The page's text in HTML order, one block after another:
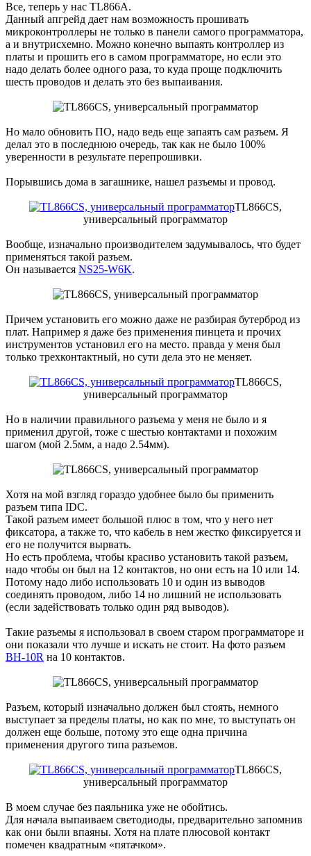
Все, теперь у нас TL866A.
Данный апгрейд дает нам возможность прошивать
микроконтроллеры не только в панели самого программатора,
а и внутрисхемно. Можно конечно выпаять контроллер из
платы и прошить его в самом программаторе, но если это
надо делать более одного раза, то куда проще подключить
шесть проводов и делать это без выпаивания.
Но мало обновить ПО, надо ведь еще запаять сам разъем. Я
делал это в последнюю очередь, так как не было 100%
уверенности в результате перепрошивки.
Порывшись дома в загашнике, нашел разъемы и провод.
TL866CS,
универсальный программатор
Вообще, изначально производителем задумывалось, что будет
применяться такой разъем.
Он называется NS25-W6K.
Причем установить его можно даже не разбирая бутерброд из
плат. Например я даже без применения пинцета и прочих
инструментов установил его на место. правда у меня был
только трехконтактный, но сути дела это не меняет.
TL866CS,
универсальный программатор
Но в наличии правильного разъема у меня не было и я
применил другой, тоже с шестью контактами и похожим
шагом (мой 2.5мм, а надо 2.54мм).
Хотя на мой взгляд гораздо удобнее было бы применить
разъем типа IDC.
Такой разъем имеет большой плюс в том, что у него нет
фиксатора, а также то, что кабель в нем жестко фиксируется и
его не получится вырвать.
Но есть проблема, чтобы красиво установить такой разъем,
надо чтобы он был на 12 контактов, но они есть на 10 или 14.
Потому надо либо использовать 10 и один из выводов
соединять проводом, либо 14 но лишний не использовать
(если задействовать только один ряд выводов).
Такие разъемы я использовал в своем старом программаторе и
они показали что лучше и искать не стоит. На фото разъем
BH-10R на 10 контактов.
Разъем, который изначально должен был стоять, немного
выступает за пределы платы, но как по мне, то выступать он
должен еще больше, потому это еще одна причина
применения другого типа разъемов.
TL866CS,
универсальный программатор
В моем случае без паяльника уже не обойтись.
Для начала выпаиваем светодиоды, предварительно запомнив
как они были впаяны. Хотя на плате плюсовой контакт
помечен квадратным «пятачком».